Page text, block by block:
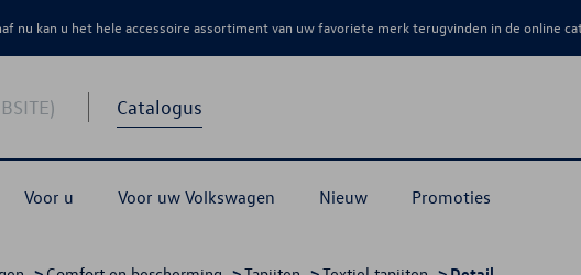
nu kan u het hele accessoire assortiment van uw favoriete merk terugvinden in de online
Catalogus
Voor u Voor uw Volkswagen Nieuw Promoties